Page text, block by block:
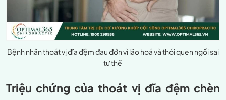
Bệnh nhân thoát vị đĩa đệm đau đớn vì lão hoá và thói quen ngồi sai
tư thế
Triệu chứng của thoát vị đĩa đệm chèn